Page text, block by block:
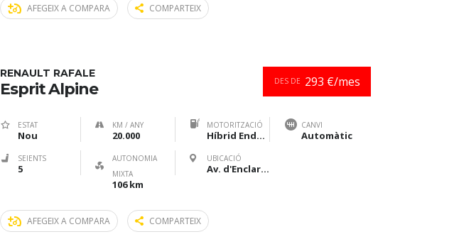
AFEGEIX A COMPARA COMPARTEIX
DES DE 293 €/mes
RENAULT RAFALE
Esprit Alpine
ESTAT
Nou
KM / ANY
20.000
MOTORITZACIÓ
Híbrid Endollable
CANVI
Automàtic
SEIENTS
5
AUTONOMIA
MIXTA
106 km
UBICACIÓ
Av. d'Enclar, 144 · AD500 Santa Coloma
AFEGEIX A COMPARA COMPARTEIX